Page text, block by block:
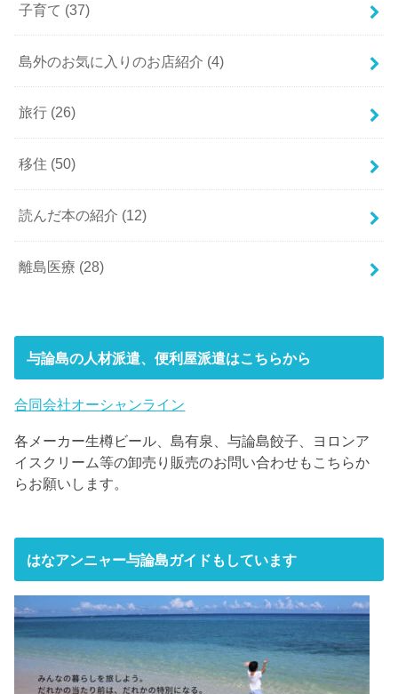
子育て (37)
島外のお気に入りのお店紹介 (4)
旅行 (26)
移住 (50)
読んだ本の紹介 (12)
離島医療 (28)
与論島の人材派遣、便利屋派遣はこちらから
合同会社オーシャンライン
各メーカー生樽ビール、島有泉、与論島餃子、ヨロンア
イスクリーム等の卸売り販売のお問い合わせもこちらか
らお願いします。
はなアンニャー与論島ガイドもしています